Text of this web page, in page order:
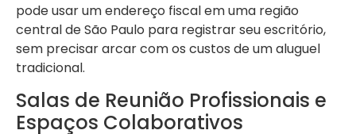
pode usar um endereço fiscal em uma região
central de São Paulo para registrar seu escritório,
sem precisar arcar com os custos de um aluguel
tradicional.
Salas de Reunião Profissionais e
Espaços Colaborativos